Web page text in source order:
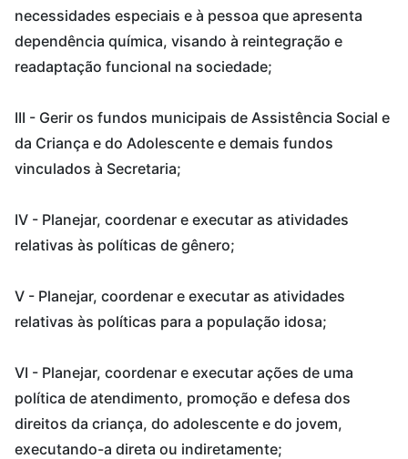
necessidades especiais e à pessoa que apresenta
dependência química, visando à reintegração e
readaptação funcional na sociedade;
III - Gerir os fundos municipais de Assistência Social e
da Criança e do Adolescente e demais fundos
vinculados à Secretaria;
IV - Planejar, coordenar e executar as atividades
relativas às políticas de gênero;
V - Planejar, coordenar e executar as atividades
relativas às políticas para a população idosa;
VI - Planejar, coordenar e executar ações de uma
política de atendimento, promoção e defesa dos
direitos da criança, do adolescente e do jovem,
executando-a direta ou indiretamente;